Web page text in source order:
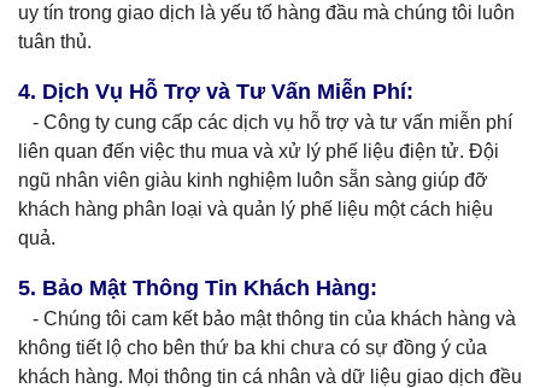
uy tín trong giao dịch là yếu tố hàng đầu mà chúng tôi luôn
tuân thủ.
4. Dịch Vụ Hỗ Trợ và Tư Vấn Miễn Phí:
- Công ty cung cấp các dịch vụ hỗ trợ và tư vấn miễn phí
liên quan đến việc thu mua và xử lý phế liệu điện tử. Đội
ngũ nhân viên giàu kinh nghiệm luôn sẵn sàng giúp đỡ
khách hàng phân loại và quản lý phế liệu một cách hiệu
quả.
5. Bảo Mật Thông Tin Khách Hàng:
- Chúng tôi cam kết bảo mật thông tin của khách hàng và
không tiết lộ cho bên thứ ba khi chưa có sự đồng ý của
khách hàng. Mọi thông tin cá nhân và dữ liệu giao dịch đều